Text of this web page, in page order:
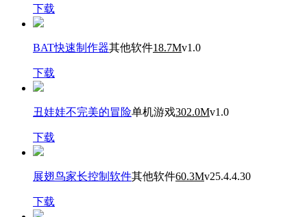
下载
BAT快速制作器其他软件18.7Mv1.0
下载
丑娃娃不完美的冒险单机游戏302.0Mv1.0
下载
展翅鸟家长控制软件其他软件60.3Mv25.4.4.30
下载